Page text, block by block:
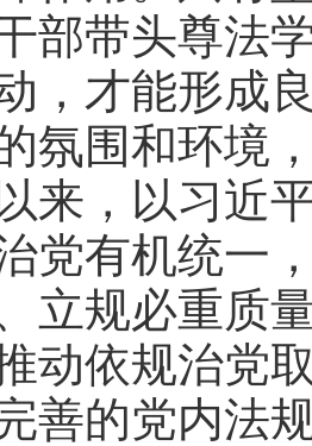
部带头尊法
，才能形成
氛围和环境
来，以习近
党有机统一
立规必重质
动依规治党
善的党内法